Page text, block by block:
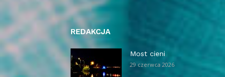
REDAKCJA
Most cieni
29 czerwca 2026